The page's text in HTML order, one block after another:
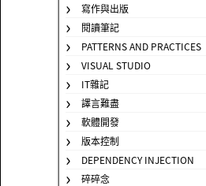
寫作與出版
閱讀筆記
PATTERNS AND PRACTICES
VISUAL STUDIO
IT雜記
譯言難盡
軟體開發
版本控制
DEPENDENCY INJECTION
碎碎念